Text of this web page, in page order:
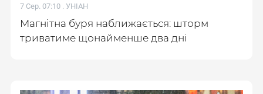
7 Сер. 07:10 . УНІАН
Магнітна буря наближається: шторм
триватиме щонайменше два дні